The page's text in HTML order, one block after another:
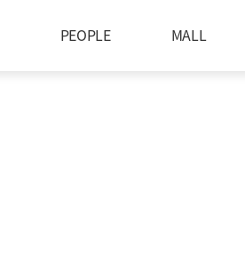
PEOPLE MALL